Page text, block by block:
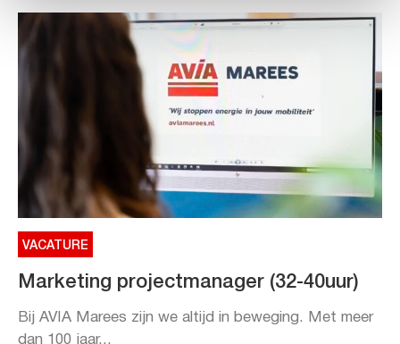
VACATURE
Marketing projectmanager (32-40uur)
Bij AVIA Marees zijn we altijd in beweging. Met meer
dan 100 jaar...